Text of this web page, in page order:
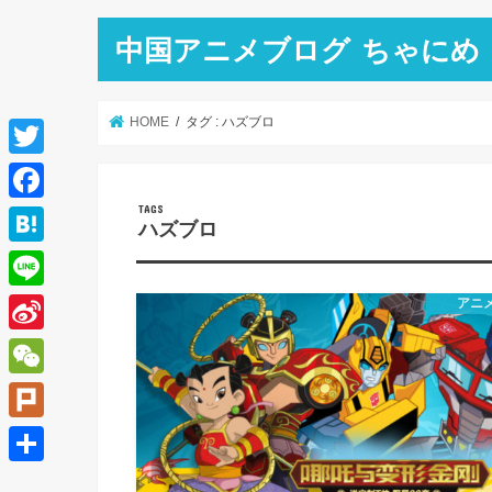
中国アニメブログ ちゃにめ
HOME タグ : ハズブロ
ハズブロ
アニ
T
w
i
t
e
r
F
a
c
e
b
o
o
k
H
a
t
e
a
L
i
n
e
S
i
n
a
W
e
C
P